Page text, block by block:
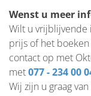
Wenst u meer
Wilt u vrijblijvende
prijs of het
contact op met
met077 - 234 00
Wij zijn u graag